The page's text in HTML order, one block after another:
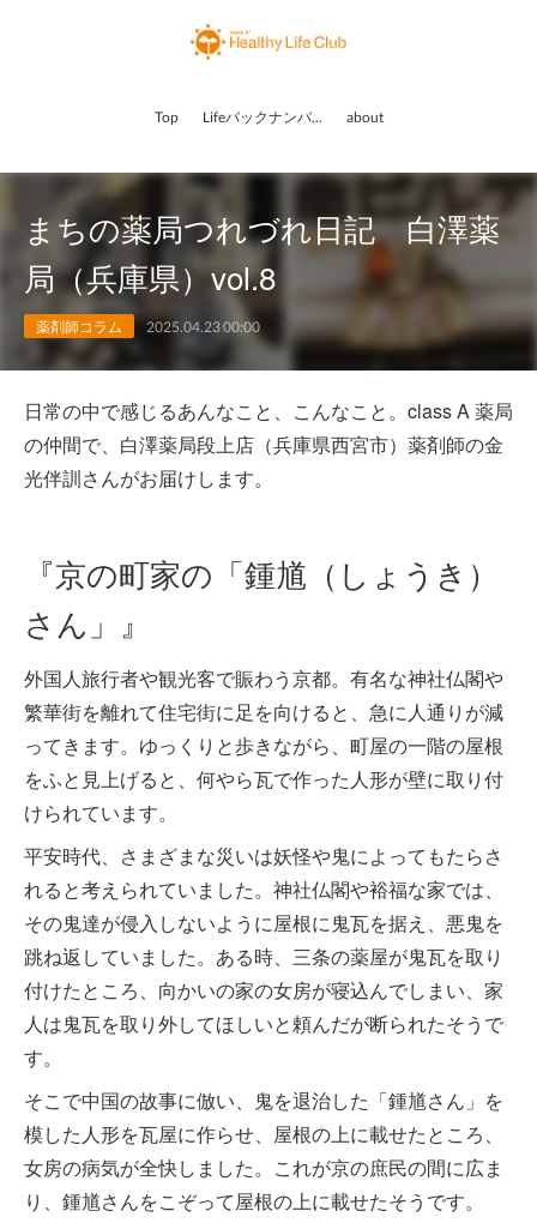
Top Lifeバックナンバー about
まちの薬局つれづれ日記 白澤薬
局（兵庫県）vol.8
薬剤師コラム 2025.04.23 00:00
日常の中で感じるあんなこと、こんなこと。class A 薬局
の仲間で、白澤薬局段上店（兵庫県西宮市）薬剤師の金
光伴訓さんがお届けします。
『京の町家の「鍾馗（しょうき）
さん」』
外国人旅行者や観光客で賑わう京都。有名な神社仏閣や
繁華街を離れて住宅街に足を向けると、急に人通りが減
ってきます。ゆっくりと歩きながら、町屋の一階の屋根
をふと見上げると、何やら瓦で作った人形が壁に取り付
けられています。
平安時代、さまざまな災いは妖怪や鬼によってもたらさ
れると考えられていました。神社仏閣や裕福な家では、
その鬼達が侵入しないように屋根に鬼瓦を据え、悪鬼を
跳ね返していました。ある時、三条の薬屋が鬼瓦を取り
付けたところ、向かいの家の女房が寝込んでしまい、家
人は鬼瓦を取り外してほしいと頼んだが断られたそうで
す。
そこで中国の故事に倣い、鬼を退治した「鍾馗さん」を
模した人形を瓦屋に作らせ、屋根の上に載せたところ、
女房の病気が全快しました。これが京の庶民の間に広ま
り、鍾馗さんをこぞって屋根の上に載せたそうです。